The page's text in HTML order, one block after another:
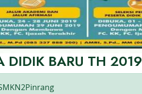
DIDIK BARU TH 2019